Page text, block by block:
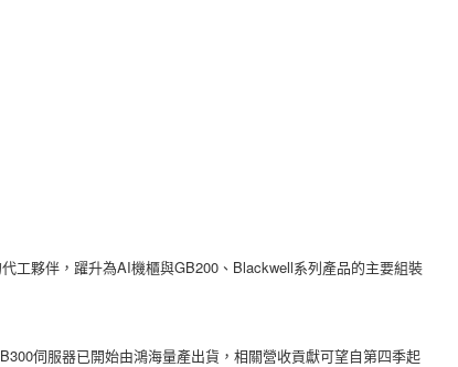
工夥伴，躍升為AI機櫃與GB200、Blackwell系列產品的主要組裝
伺服器已開始由鴻海量產出貨，相關營收貢獻可望自第四季起